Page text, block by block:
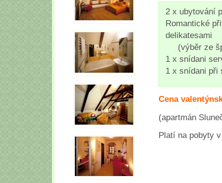
2 x ubytování
Romantické
delikatesami
(výběr ze
1 x snídani
1 x snídani při
Cena
(apartmán
Platí na pobyty